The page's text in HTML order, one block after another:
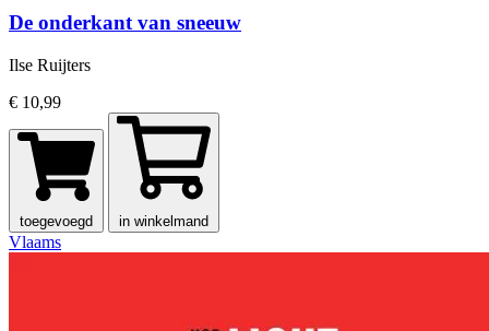
De onderkant van sneeuw
Ilse Ruijters
€ 10,99
toegevoegd in winkelmand
Vlaams